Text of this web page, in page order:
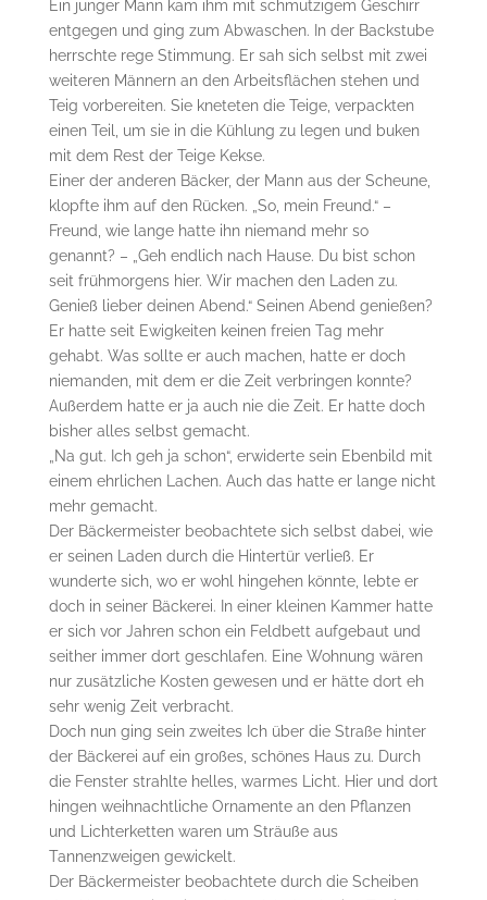
Ein junger Mann kam ihm mit schmutzigem Geschirr
entgegen und ging zum Abwaschen. In der Backstube
herrschte rege Stimmung. Er sah sich selbst mit zwei
weiteren Männern an den Arbeitsflächen stehen und
Teig vorbereiten. Sie kneteten die Teige, verpackten
einen Teil, um sie in die Kühlung zu legen und buken
mit dem Rest der Teige Kekse.
Einer der anderen Bäcker, der Mann aus der Scheune,
klopfte ihm auf den Rücken. „So, mein Freund.“ –
Freund, wie lange hatte ihn niemand mehr so
genannt? – „Geh endlich nach Hause. Du bist schon
seit frühmorgens hier. Wir machen den Laden zu.
Genieß lieber deinen Abend.“ Seinen Abend genießen?
Er hatte seit Ewigkeiten keinen freien Tag mehr
gehabt. Was sollte er auch machen, hatte er doch
niemanden, mit dem er die Zeit verbringen konnte?
Außerdem hatte er ja auch nie die Zeit. Er hatte doch
bisher alles selbst gemacht.
„Na gut. Ich geh ja schon“, erwiderte sein Ebenbild mit
einem ehrlichen Lachen. Auch das hatte er lange nicht
mehr gemacht.
Der Bäckermeister beobachtete sich selbst dabei, wie
er seinen Laden durch die Hintertür verließ. Er
wunderte sich, wo er wohl hingehen könnte, lebte er
doch in seiner Bäckerei. In einer kleinen Kammer hatte
er sich vor Jahren schon ein Feldbett aufgebaut und
seither immer dort geschlafen. Eine Wohnung wären
nur zusätzliche Kosten gewesen und er hätte dort eh
sehr wenig Zeit verbracht.
Doch nun ging sein zweites Ich über die Straße hinter
der Bäckerei auf ein großes, schönes Haus zu. Durch
die Fenster strahlte helles, warmes Licht. Hier und dort
hingen weihnachtliche Ornamente an den Pflanzen
und Lichterketten waren um Sträuße aus
Tannenzweigen gewickelt.
Der Bäckermeister beobachtete durch die Scheiben